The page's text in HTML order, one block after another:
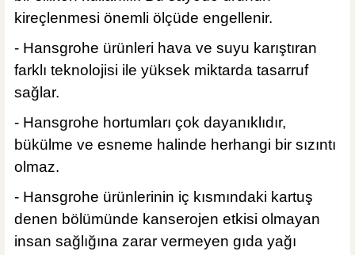
kireçlenmesi önemli ölçüde engellenir.
- Hansgrohe ürünleri hava ve suyu karıştıran
farklı teknolojisi ile yüksek miktarda tasarruf
sağlar.
- Hansgrohe hortumları çok dayanıklıdır,
bükülme ve esneme halinde herhangi bir sızıntı
olmaz.
- Hansgrohe ürünlerinin iç kısmındaki kartuş
denen bölümünde kanserojen etkisi olmayan
insan sağlığına zarar vermeyen gıda yağı